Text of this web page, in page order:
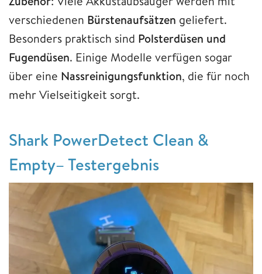
verschiedenen Bürstenaufsätzen geliefert.
Besonders praktisch sind Polsterdüsen und
Fugendüsen. Einige Modelle verfügen sogar
über eine Nassreinigungsfunktion, die für noch
mehr Vielseitigkeit sorgt.
Shark PowerDetect Clean &
Empty– Testergebnis